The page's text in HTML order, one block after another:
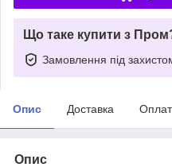
Що таке купити з
Замовлення під
Опис Доставка
Опис